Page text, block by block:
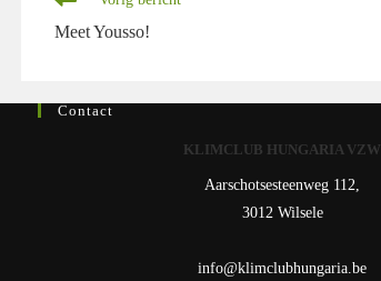
artikelen
Meet Yousso!
Contact
KLIMCLUB HUNGARIA VZW
Aarschotsesteenweg 112,
3012 Wilsele
info@klimclubhungaria.be